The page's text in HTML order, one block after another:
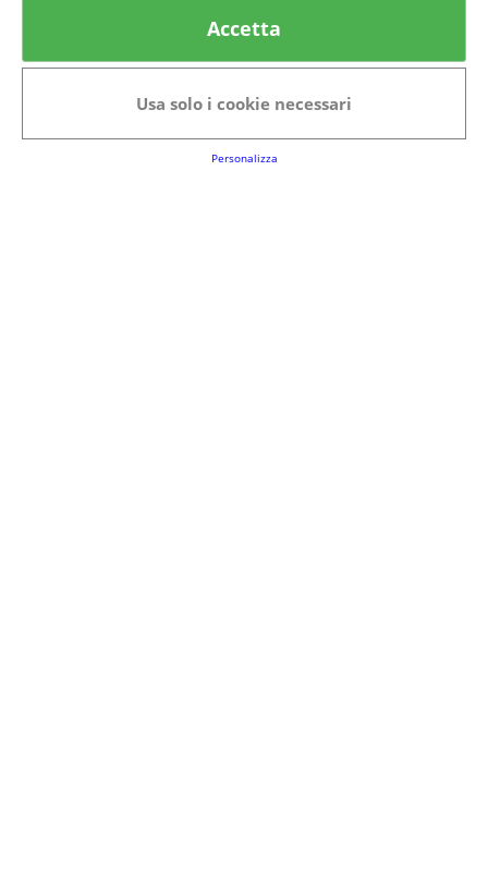
Categorie in evidenza
Bellezza
Alimenti e bevande
Animali
Accetta
Usa solo i cookie necessari
Personalizza